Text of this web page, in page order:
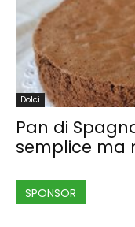
Dolci
Pan di
semplice ma
SPONSOR